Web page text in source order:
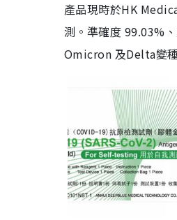
產品現時於HK
測。準確度 99.03%
Omicron 及Delta變